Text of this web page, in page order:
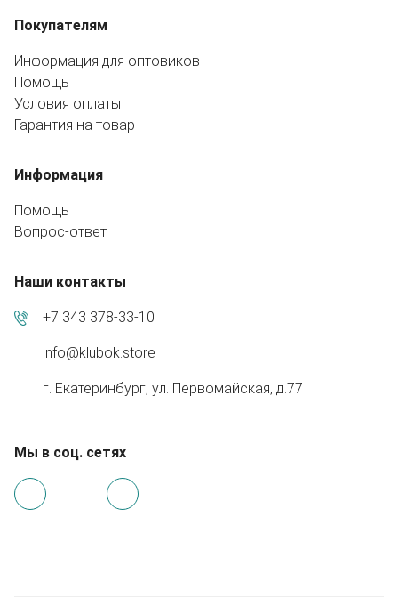
Покупателям
Информация для оптовиков
Помощь
Условия оплаты
Гарантия на товар
Информация
Помощь
Вопрос-ответ
Наши контакты
+7 343 378-33-10
info@klubok.store
г. Екатеринбург, ул. Первомайская, д.77
Мы в соц. сетях